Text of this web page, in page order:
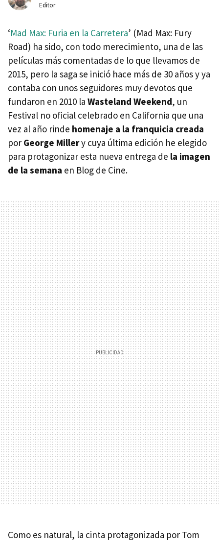
Editor
‘Mad Max: Furia en la Carretera’ (Mad Max: Fury
Road) ha sido, con todo merecimiento, una de las
películas más comentadas de lo que llevamos de
2015, pero la saga se inició hace más de 30 años y ya
contaba con unos seguidores muy devotos que
fundaron en 2010 la Wasteland Weekend, un
Festival no oficial celebrado en California que una
vez al año rinde homenaje a la franquicia creada
por George Millery cuya última edición he elegido
para protagonizar esta nueva entrega de la imagen
de la semana en Blog de Cine.
Como es natural, la cinta protagonizada por Tom